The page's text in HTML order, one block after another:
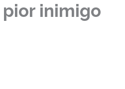
pior inimigo